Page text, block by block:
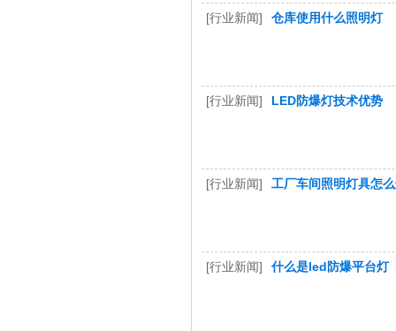
[行业新闻] 仓库使用什么照明灯
[行业新闻] LED防爆灯技术优势
[行业新闻] 工厂车间照明灯具怎
[行业新闻] 什么是led防爆平台灯